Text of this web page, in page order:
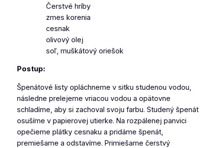
Čerstvé hríby
zmes korenia
cesnak
olivový olej
soľ, muškátový oriešok
Postup:
Špenátové listy opláchneme v sitku studenou vodou,
následne prelejeme vriacou vodou a opätovne
schladíme, aby si zachoval svoju farbu. Studený špenát
osušíme v papierovej utierke. Na rozpálenej panvici
opečieme plátky cesnaku a pridáme špenát,
premiešame a odstavíme. Primiešame čerstvý